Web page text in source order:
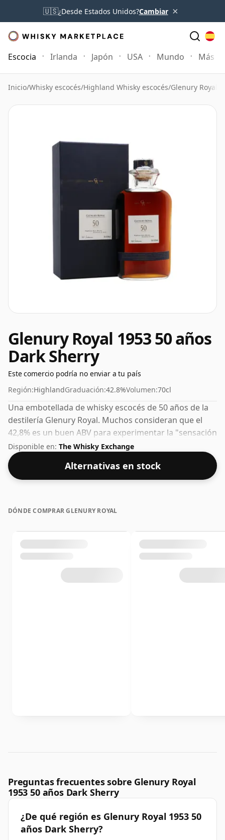
🇺🇸¿Desde Estados Unidos?Cambiar ×
Escocia Irlanda Japón USA Mundo Más
Inicio/Whisky escocés/Highland Whisky escocés/Glenury Royal
Glenury Royal 1953 50 años
Dark Sherry
Este comercio podría no enviar a tu país
Región:HighlandGraduación:42.8%Volumen:70cl
Una embotellada de whisky escocés de 50 años de la
destilería Glenury Royal. Muchos consideran que el
42,8% es un buen ABV para experimentar la "sensación
en boca" y el sabor pleno del whisky.
Disponible en: The Whisky Exchange
Alternativas en stock
DÓNDE COMPRAR GLENURY ROYAL
Preguntas frecuentes sobre Glenury Royal
1953 50 años Dark Sherry
¿De qué región es Glenury Royal 1953 50
años Dark Sherry?